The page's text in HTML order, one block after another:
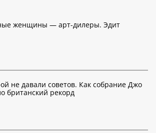
женщины — арт-дилеры. Эдит
не давали советов. Как собрание Джо
британский рекорд